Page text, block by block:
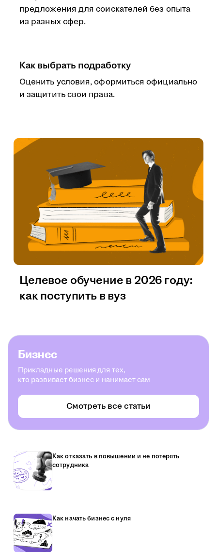
предложения для соискателей без опыта
из разных сфер.
Как выбрать подработку
Оценить условия, оформиться официально
и защитить свои права.
Целевое обучение в 2026 году:
как поступить в вуз
Бизнес
Прикладные решения для тех,
кто развивает бизнес и нанимает сам
Смотреть все статьи
Как отказать в повышении и не потерять
сотрудника
Как начать бизнес с нуля